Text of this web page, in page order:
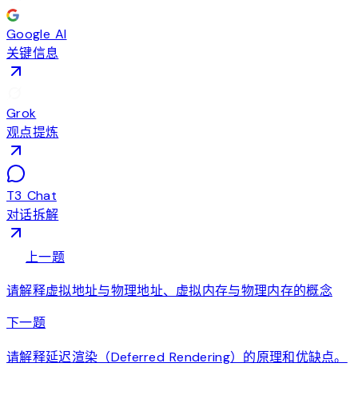
Google AI
关键信息
Grok
观点提炼
T3 Chat
对话拆解
上一题
请解释虚拟地址与物理地址、虚拟内存与物理内存的概念
下一题arrow_forward
请解释延迟渲染（Deferred Rendering）的原理和优缺点。